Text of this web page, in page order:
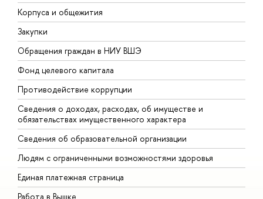
Корпуса и общежития
Закупки
Обращения граждан в НИУ ВШЭ
Фонд целевого капитала
Противодействие коррупции
Сведения о доходах, расходах, об имуществе и
обязательствах имущественного характера
Сведения об образовательной организации
Людям с ограниченными возможностями здоровья
Единая платежная страница
Работа в Вышке